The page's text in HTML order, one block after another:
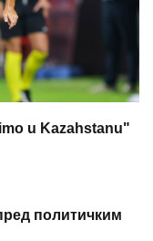
u Kazahstanu"
политичким